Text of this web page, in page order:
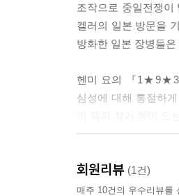
조작으로 중일전쟁이
켈러의 일본 방문을
방화한 일본 장병들
헨미 요의 『
심성에 대해 통절하
반추해보자는 반성
그것을 통해서 형성
회원리뷰 (1건)
매주 10건의 우수리뷰를